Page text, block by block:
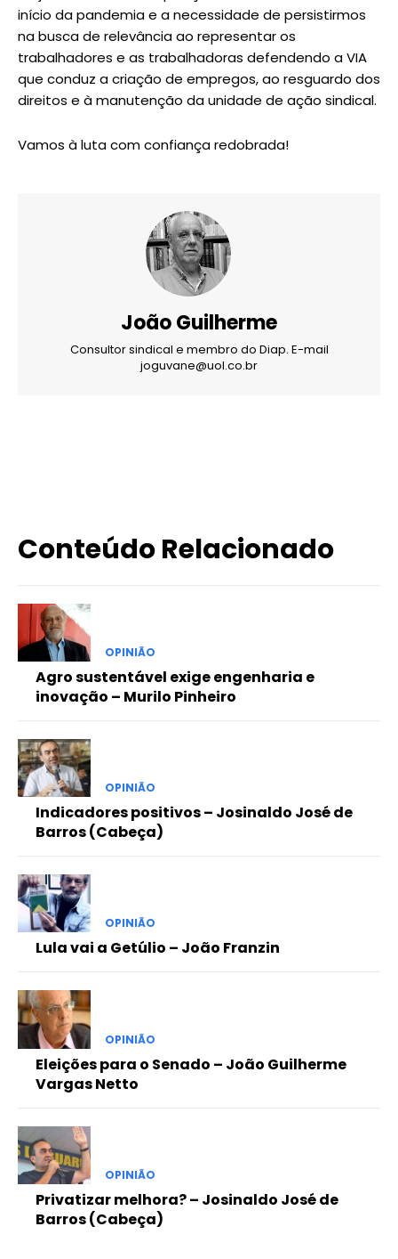
início da pandemia e a necessidade de persistirmos
na busca de relevância ao representar os
trabalhadores e as trabalhadoras defendendo a VIA
que conduz a criação de empregos, ao resguardo dos
direitos e à manutenção da unidade de ação sindical.
Vamos à luta com confiança redobrada!
João Guilherme
Consultor sindical e membro do Diap. E-mail
joguvane@uol.co.br
Conteúdo Relacionado
OPINIÃO
Agro sustentável exige engenharia e
inovação – Murilo Pinheiro
OPINIÃO
Indicadores positivos – Josinaldo José de
Barros (Cabeça)
OPINIÃO
Lula vai a Getúlio – João Franzin
OPINIÃO
Eleições para o Senado – João Guilherme
Vargas Netto
OPINIÃO
Privatizar melhora? – Josinaldo José de
Barros (Cabeça)